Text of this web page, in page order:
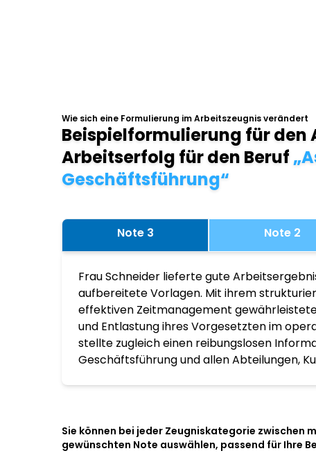
Wie sich eine Formulierung im Arbeitszeugnis verändert
Beispielformulierung für den
Arbeitserfolg für den Beruf
Geschäftsführung“
Note 3 Note 2
Frau Schneider lieferte gute
aufbereitete Vorlagen. Mit ihrem
effektiven Zeitmanagement
und Entlastung ihres Vorgesetzten im
stellte zugleich einen reibungslosen
Geschäftsführung und allen Abteilungen,
Sie können bei jeder Zeugniskategorie zwischen
gewünschten Note auswählen, passend für Ihre